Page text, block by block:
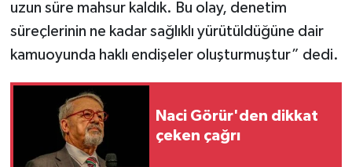
uzun süre mahsur kaldık. Bu olay, denetim
süreçlerinin ne kadar sağlıklı yürütüldüğüne dair
kamuoyunda haklı endişeler oluşturmuştur” dedi.
Naci Görür'den dikkat
çeken çağrı